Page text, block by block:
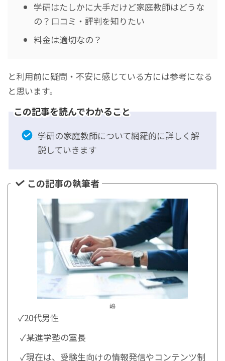
学研はたしかに大手だけど家庭教師はどうな
の？口コミ・評判を知りたい
料金は適切なの？
と利用前に疑問・不安に感じている方には参考になる
と思います。
この記事を読んでわかること
学研の家庭教師について網羅的に詳しく解
説していきます
この記事の執筆者
嶋
✓20代男性
✓某進学塾の室長
✓現在は、受験生向けの情報発信やコンテンツ制